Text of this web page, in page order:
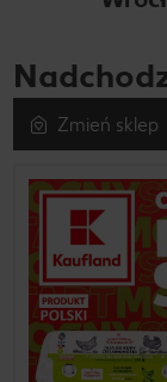
Zmień sklep